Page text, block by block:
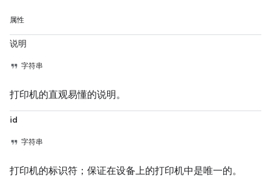
属性
说明
字符串
打印机的直观易懂的说明。
id
字符串
打印机的标识符；保证在设备上的打印机中是唯一的。